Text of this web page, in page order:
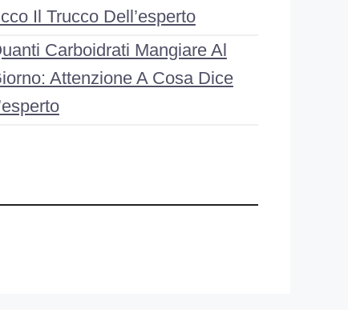
Il Trucco Dell’esperto
Carboidrati Mangiare Al
Attenzione A Cosa Dice